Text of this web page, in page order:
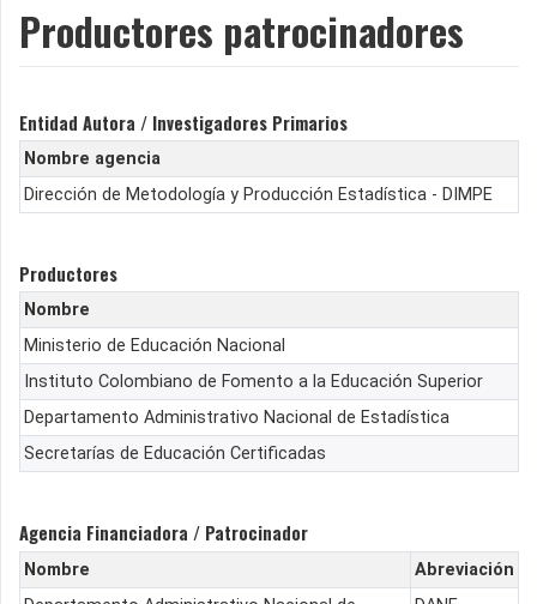
Productores patrocinadores
Entidad Autora / Investigadores Primarios
Nombre agencia
Dirección de Metodología y Producción Estadística - DIMPE
Productores
Nombre
Ministerio de Educación Nacional
Instituto Colombiano de Fomento a la Educación Superior
Departamento Administrativo Nacional de Estadística
Secretarías de Educación Certificadas
Agencia Financiadora / Patrocinador
Nombre
Abreviación